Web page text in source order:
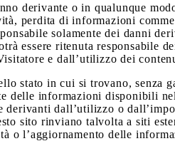
derivante o in qualunque
perdita di informazioni
solamente dei danni
essere ritenuta responsabile
e dall’utilizzo dei
stato in cui si trovano, senza
delle informazioni disponibili
derivanti dall’utilizzo o
sito rinviano talvolta a siti
l’aggiornamento delle